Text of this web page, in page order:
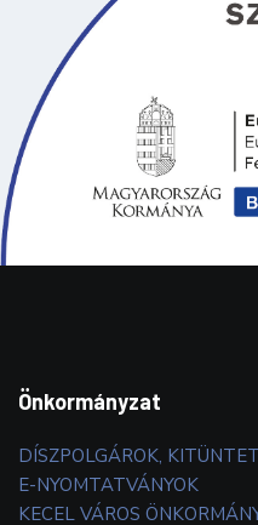
Önkormányzat
DÍSZPOLGÁROK,
E-NYOMTATVÁNYOK
KECEL VÁROS